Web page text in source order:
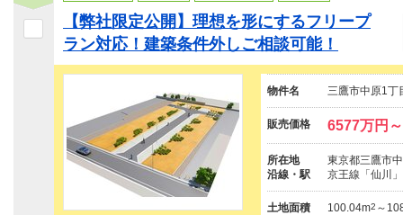
【弊社限定公開】理想を形にするフリープ
ラン対応！建築条件外しご相談可能！
物件名 三鷹市中原1
販売価格 6577万円
所在地
東京都三鷹市
沿線・駅
京王線「仙川
土地面積 100.04m2 ～